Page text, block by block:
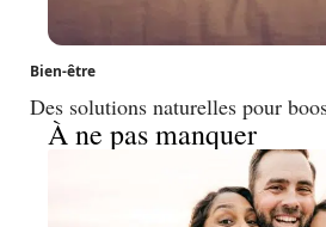
Bien-être
Des solutions naturelles pour
À ne pas manquer